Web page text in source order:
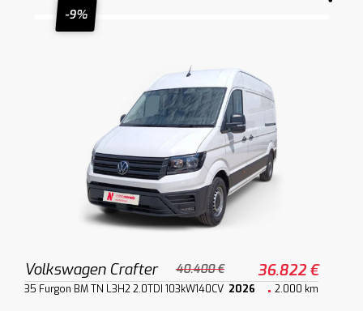
-9%
Volkswagen Crafter 40.400 € 36.822 €
35 Furgon BM TN L3H2 2.0TDI 103kW140CV 2026 2.000 km